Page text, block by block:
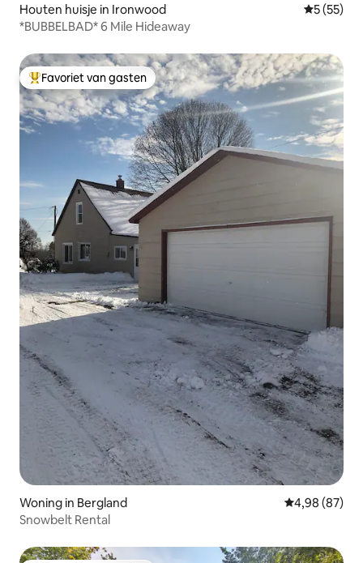
Houten huisje in Ironwood
5 (55)
*BUBBELBAD* 6 Mile Hideaway
Topfavoriet van gasten
Favoriet van gasten
Woning in Bergland Gemiddelde
4,98 (87)
Snowbelt Rental